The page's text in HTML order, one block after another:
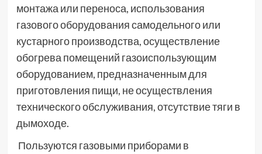
монтажа или переноса, использования
газового оборудования самодельного или
кустарного производства, осуществление
обогрева помещений газоиспользующим
оборудованием, предназначенным для
приготовления пищи, не осуществления
технического обслуживания, отсутствие тяги в
дымоходе.
Пользуются газовыми приборами в